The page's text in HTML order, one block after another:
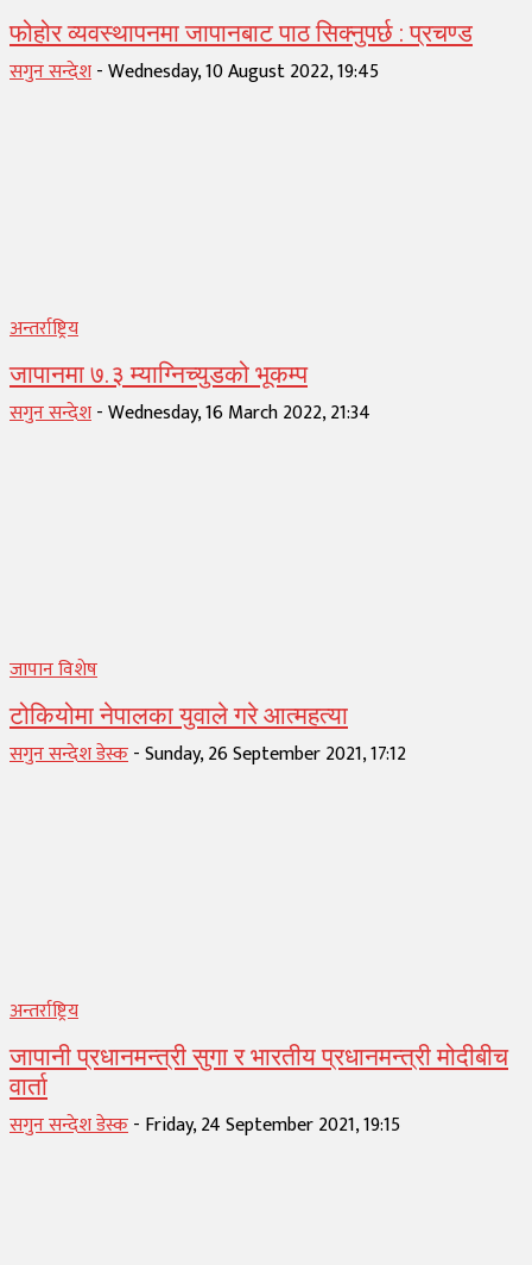
फोहोर व्यवस्थापनमा जापानबाट पाठ सिक्नुपर्छ : प्रचण्ड
सगुन सन्देश-Wednesday, 10 August 2022, 19:45
अन्तर्राष्ट्रिय
जापानमा ७.३ म्याग्निच्युडको भूकम्प
सगुन सन्देश-Wednesday, 16 March 2022, 21:34
जापान विशेष
टोकियोमा नेपालका युवाले गरे आत्महत्या
सगुन सन्देश डेस्क-Sunday, 26 September 2021, 17:12
अन्तर्राष्ट्रिय
जापानी प्रधानमन्त्री सुगा र भारतीय प्रधानमन्त्री मोदीबीच
वार्ता
सगुन सन्देश डेस्क- Friday, 24 September 2021, 19:15